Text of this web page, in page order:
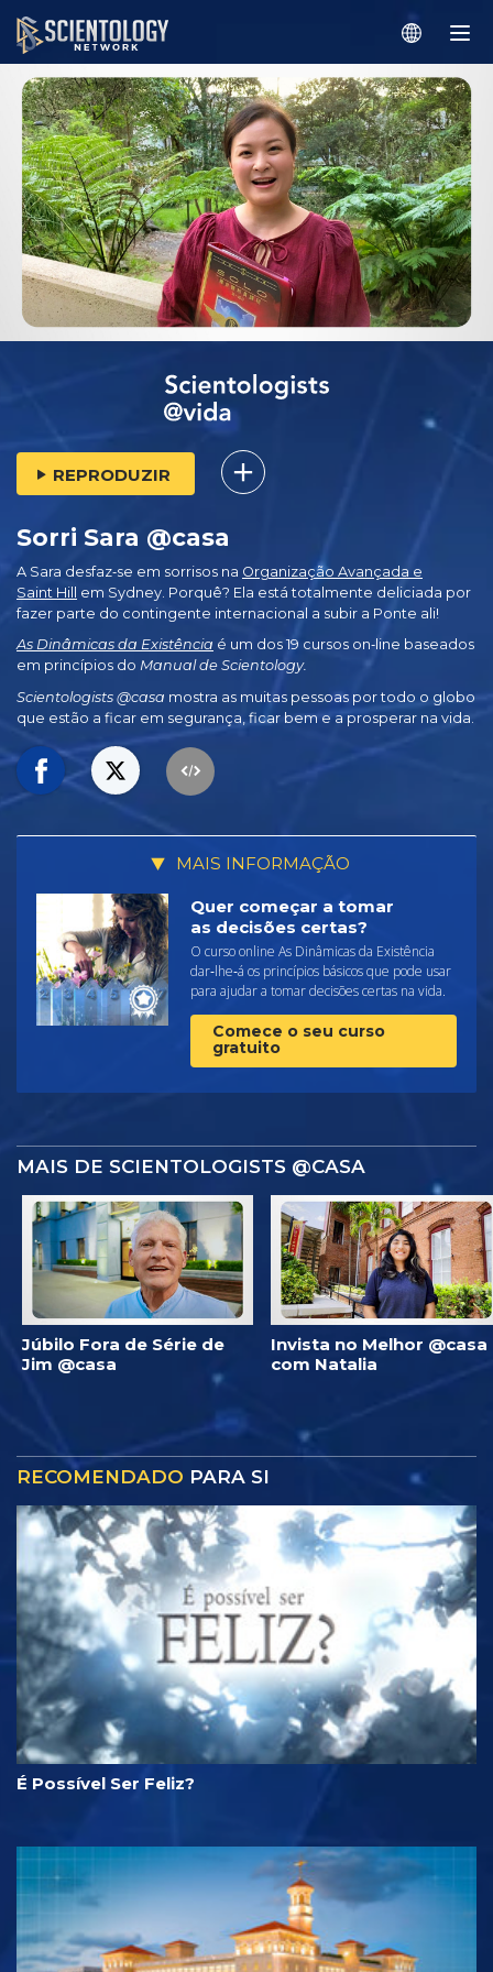
REPRODUZIR
Sorri Sara @casa
A Sara desfaz‑se em sorrisos na Organização Avançada e
Saint Hill em Sydney. Porquê? Ela está totalmente deliciada por
fazer parte do contingente internacional a subir a Ponte ali!
As Dinâmicas da Existência é um dos 19 cursos on‑line baseados
em princípios do Manual de Scientology.
Scientologists @casa mostra as muitas pessoas por todo o globo
que estão a ficar em segurança, ficar bem e a prosperar na vida.
MAIS INFORMAÇÃO
Quer começar a tomar
as decisões certas?
O curso online As Dinâmicas da Existência
dar‑lhe‑á os princípios básicos que pode usar
para ajudar a tomar decisões certas na vida.
Comece o seu curso
gratuito
MAIS DE SCIENTOLOGISTS @CASA
Júbilo Fora de Série de
Jim @casa
Invista no Melhor @casa
com Natalia
RECOMENDADO PARA SI
É Possível Ser Feliz?